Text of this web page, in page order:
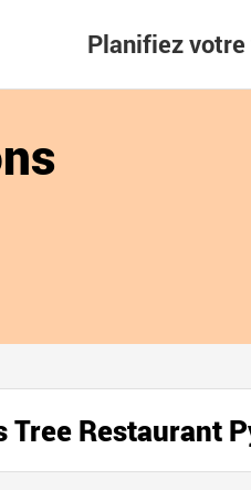
Planifiez votre
Tree Restaurant